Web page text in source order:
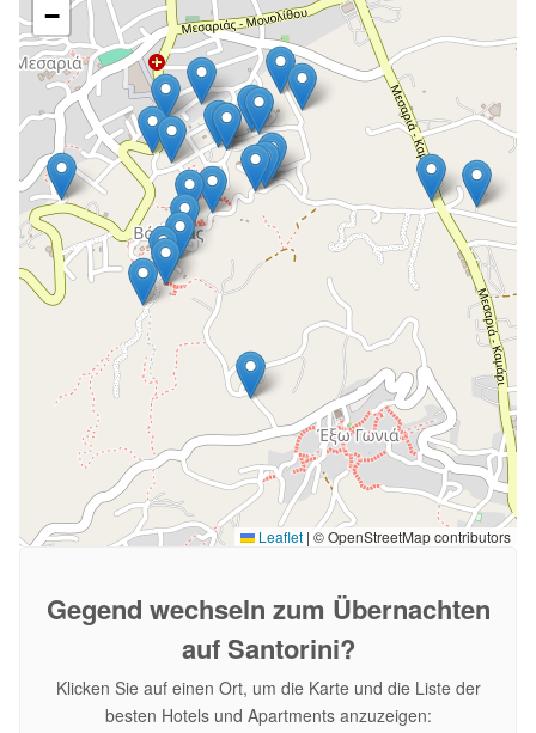
−
Leaflet | © OpenStreetMap contributors
Gegend wechseln zum Übernachten
auf Santorini?
Klicken Sie auf einen Ort, um die Karte und die Liste der
besten Hotels und Apartments anzuzeigen: